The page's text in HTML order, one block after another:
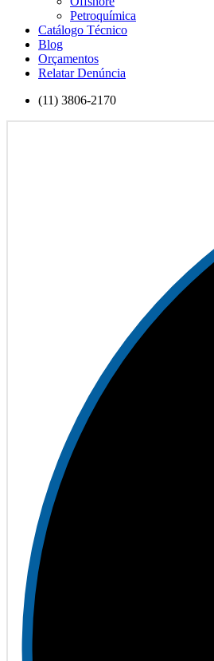
Petroquímica
Catálogo Técnico
Blog
Orçamentos
Relatar Denúncia
(11) 3806-2170